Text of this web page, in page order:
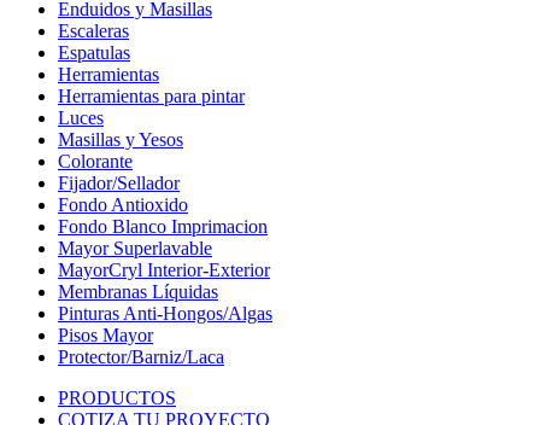
Enduidos y Masillas
Escaleras
Espatulas
Herramientas
Herramientas para pintar
Luces
Masillas y Yesos
Colorante
Fijador/Sellador
Fondo Antioxido
Fondo Blanco Imprimacion
Mayor Superlavable
MayorCryl Interior-Exterior
Membranas Líquidas
Pinturas Anti-Hongos/Algas
Pisos Mayor
Protector/Barniz/Laca
PRODUCTOS
COTIZA TU PROYECTO